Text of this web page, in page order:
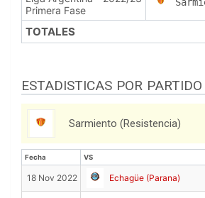
Primera Fase
TOTALES
ESTADISTICAS POR PARTIDO
Sarmiento (Resistencia)
Fecha VS
18 Nov 2022 Echagüe (Parana)